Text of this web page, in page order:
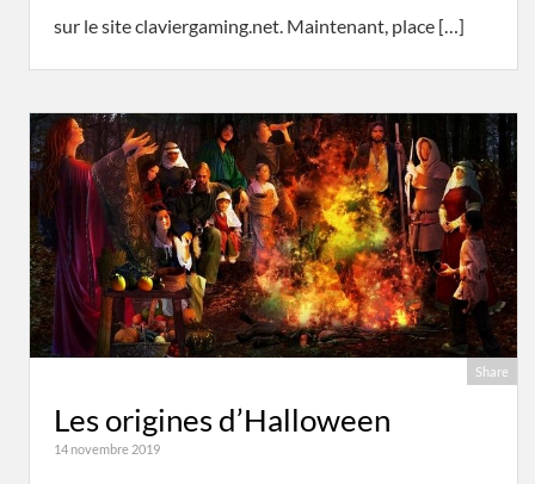
sur le site claviergaming.net. Maintenant, place […]
Share
Les origines d’Halloween
14 novembre 2019